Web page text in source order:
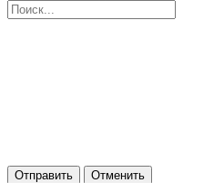
Отправить Отменить